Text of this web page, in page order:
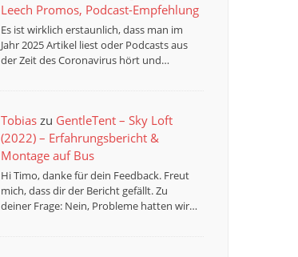
Leech Promos, Podcast-Empfehlung
Es ist wirklich erstaunlich, dass man im
Jahr 2025 Artikel liest oder Podcasts aus
der Zeit des Coronavirus hört und…
Tobiaszu GentleTent – Sky Loft
(2022) – Erfahrungsbericht &
Montage auf Bus
Hi Timo, danke für dein Feedback. Freut
mich, dass dir der Bericht gefällt. Zu
deiner Frage: Nein, Probleme hatten wir…